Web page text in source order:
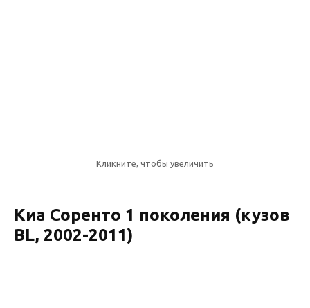
Кликните, чтобы увеличить
Киа Соренто 1 поколения (кузов
BL, 2002-2011)